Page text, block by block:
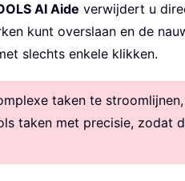
AI Aide verwijdert u
kunt overslaan en de
slechts enkele klikken.
taken te
taken met precisie, zodat